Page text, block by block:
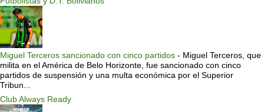
Miguel Terceros sancionado con cinco partidos - Miguel Terceros, que
milita en el América de Belo Horizonte, fue sancionado con cinco
partidos de suspensión y una multa económica por el Superior
Tribun...
Club Always Ready